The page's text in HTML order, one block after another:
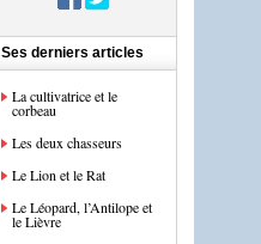
Ses derniers articles
La cultivatrice et le
corbeau
Les deux chasseurs
Le Lion et le Rat
Le Léopard, l’Antilope et
le Lièvre